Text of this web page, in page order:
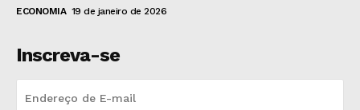
ECONOMIA 19 de janeiro de 2026
Inscreva-se